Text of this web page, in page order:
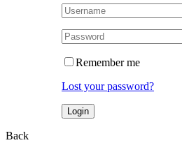
Remember me
Lost your password?
Back